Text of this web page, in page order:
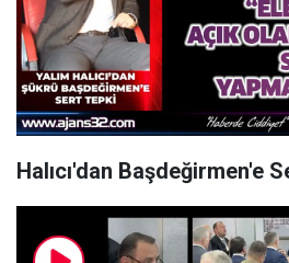
Halıcı'dan Başdeğirmen'e